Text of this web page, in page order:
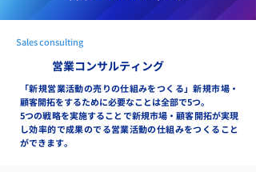
Sales consulting
営業コンサルティング
「新規営業活動の売りの仕組みをつくる」新規市場・
顧客開拓をするために必要なことは全部で5つ。
5つの戦略を実施することで新規市場・顧客開拓が実現
し効率的で成果のでる営業活動の仕組みをつくること
ができます。​